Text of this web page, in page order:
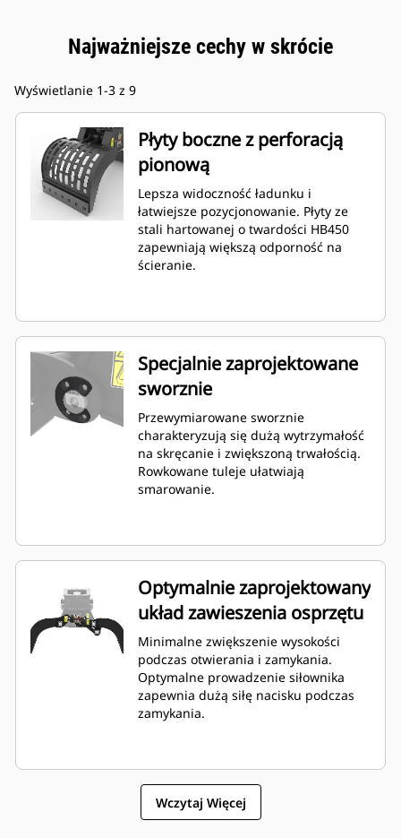
Najważniejsze cechy w skrócie
Wyświetlanie 1-3 z 9
Płyty boczne z perforacją
pionową
Lepsza widoczność ładunku i
łatwiejsze pozycjonowanie. Płyty ze
stali hartowanej o twardości HB450
zapewniają większą odporność na
ścieranie.
Specjalnie zaprojektowane
sworznie
Przewymiarowane sworznie
charakteryzują się dużą wytrzymałość
na skręcanie i zwiększoną trwałością.
Rowkowane tuleje ułatwiają
smarowanie.
Optymalnie zaprojektowany
układ zawieszenia osprzętu
Minimalne zwiększenie wysokości
podczas otwierania i zamykania.
Optymalne prowadzenie siłownika
zapewnia dużą siłę nacisku podczas
zamykania.
Wczytaj Więcej